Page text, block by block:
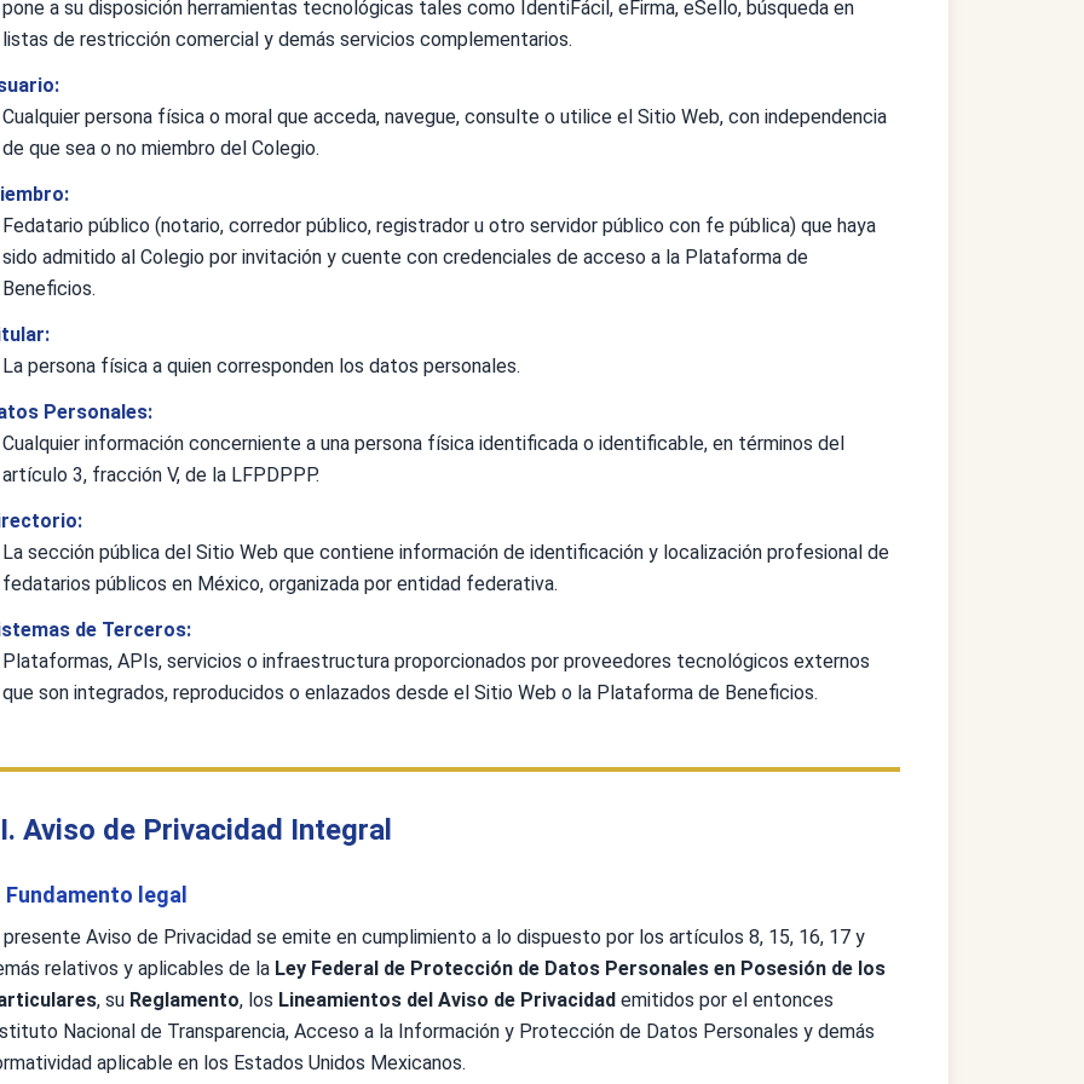
pone a su disposición herramientas tecnológicas tales como IdentiFácil, eFirma, eSello, búsqueda en
listas de restricción comercial y demás servicios complementarios.
Cualquier persona física o moral que acceda, navegue, consulte o utilice el Sitio Web, con independencia
de que sea o no miembro del Colegio.
Fedatario público (notario, corredor público, registrador u otro servidor público con fe pública) que haya
sido admitido al Colegio por invitación y cuente con credenciales de acceso a la Plataforma de
Beneficios.
La persona física a quien corresponden los datos personales.
Personales:
Cualquier información concerniente a una persona física identificada o identificable, en términos del
artículo 3, fracción V, de la LFPDPPP.
La sección pública del Sitio Web que contiene información de identificación y localización profesional de
fedatarios públicos en México, organizada por entidad federativa.
de Terceros:
Plataformas, APIs, servicios o infraestructura proporcionados por proveedores tecnológicos externos
que son integrados, reproducidos o enlazados desde el Sitio Web o la Plataforma de Beneficios.
Aviso de Privacidad Integral
Fundamento legal
presente Aviso de Privacidad se emite en cumplimiento a lo dispuesto por los artículos 8, 15, 16, 17 y
relativos y aplicables de la Ley Federal de Protección de Datos Personales en Posesión de los
, su Reglamento, los Lineamientos del Aviso de Privacidad emitidos por el entonces
Nacional de Transparencia, Acceso a la Información y Protección de Datos Personales y demás
aplicable en los Estados Unidos Mexicanos.